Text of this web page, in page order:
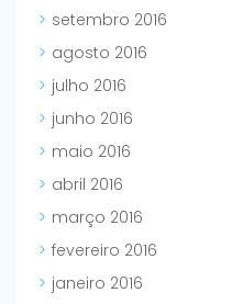
setembro 2016
agosto 2016
julho 2016
junho 2016
maio 2016
abril 2016
março 2016
fevereiro 2016
janeiro 2016